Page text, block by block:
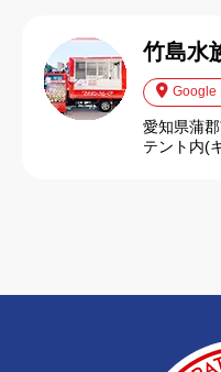
竹島水
Google
愛知県蒲
テント内(